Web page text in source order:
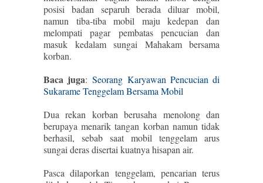
posisi badan separuh berada diluar mobil,
namun tiba-tiba mobil maju kedepan dan
melompati pagar pembatas pencucian dan
masuk kedalam sungai Mahakam bersama
korban.
Baca juga:Seorang Karyawan Pencucian di
Sukarame Tenggelam Bersama Mobil
Dua rekan korban berusaha menolong dan
berupaya menarik tangan korban namun tidak
berhasil, sebab saat mobil tenggelam arus
sungai deras disertai kuatnya hisapan air.
Pasca dilaporkan tenggelam, pencarian terus